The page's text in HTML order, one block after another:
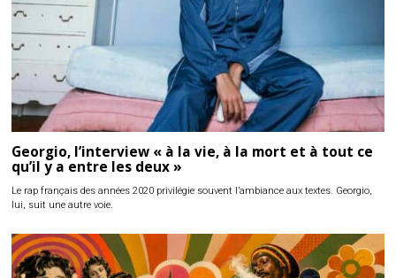
Georgio, l’interview « à la vie, à la mort et à tout ce
qu’il y a entre les deux »
Le rap français des années 2020 privilégie souvent l’ambiance aux textes. Georgio,
lui, suit une autre voie.